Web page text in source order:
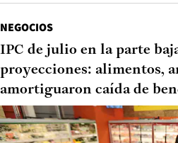
NEGOCIOS
IPC de julio en la parte
proyecciones: alimentos,
amortiguaron caída de